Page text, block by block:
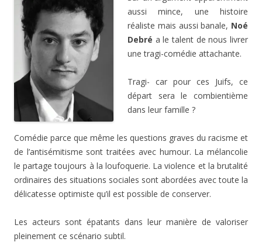
aussi mince, une histoire
réaliste mais aussi banale, Noé
Debré a le talent de nous livrer
une tragi-comédie attachante.
Tragi- car pour ces Juifs, ce
départ sera le combientième
dans leur famille ?
Comédie parce que même les questions graves du racisme et
de l’antisémitisme sont traitées avec humour. La mélancolie
le partage toujours à la loufoquerie. La violence et la brutalité
ordinaires des situations sociales sont abordées avec toute la
délicatesse optimiste qu’il est possible de conserver.
Les acteurs sont épatants dans leur manière de valoriser
pleinement ce scénario subtil.